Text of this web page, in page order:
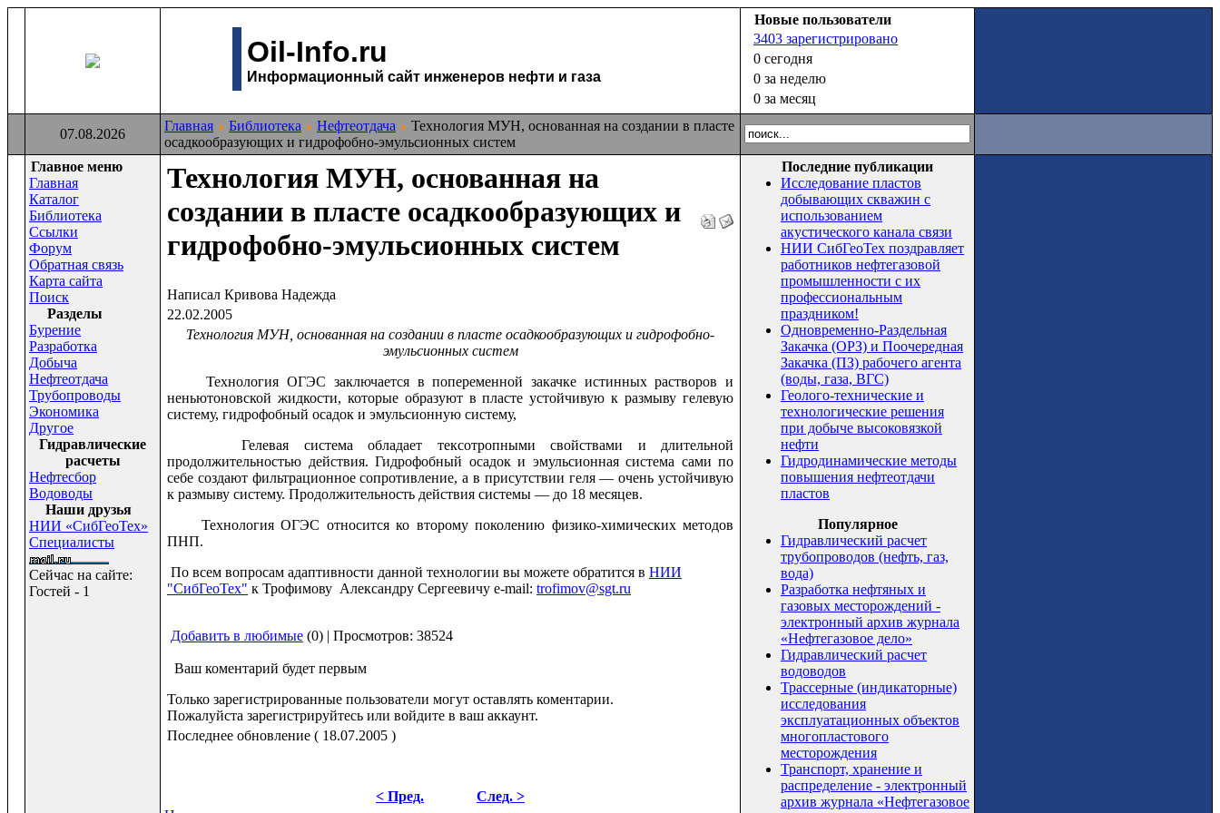
Oil-Info.ru
Информационный сайт инженеров нефти и газа
Новые пользователи
3403 зарегистрировано
0 сегодня
0 за неделю
0 за месяц
07.08.2026
Главная Библиотека Нефтеотдача
Технология МУН, основанная на создании в пласте
осадкообразующих и гидрофобно-эмульсионных систем
Главное меню
Главная
Каталог
Библиотека
Ссылки
Форум
Обратная связь
Карта сайта
Поиск
Раздeлы
Бурение
Разработка
Добыча
Нефтеотдача
Трубопроводы
Экономика
Другое
Гидравлические
расчеты
Нефтесбор
Водоводы
Наши друзья
НИИ «СибГеоТех»
Специалисты
Сейчас на сайте:
Гостей - 1
Технология МУН, основанная на
создании в пласте осадкообразующих и
гидрофобно-эмульсионных систем
Написал Кривова Надежда
22.02.2005
Технология МУН, основанная на создании в пласте осадкообразующих и гидрофобно-
эмульсионных систем
Технология ОГЭС заключается в попеременной закачке истинных растворов и
неньютоновской жидкости, которые образуют в пласте устойчивую к размыву гелевую
систему, гидрофобный осадок и эмульсионную систему,
Гелевая система обладает тексотропными свойствами и длительной
продолжительностью действия. Гидрофобный осадок и эмульсионная система сами по
себе создают фильтрационное сопротивление, а в присутствии геля — очень устойчивую
к размыву систему. Продолжительность действия системы — до 18 месяцев.
Технология ОГЭС относится ко второму поколению физико-химических методов
ПНП.
По всем вопросам адаптивности данной технологии вы можете обратится в НИИ
"СибГеоТех" к Трофимову Александру Сергеевичу e-mail: trofimov@sgt.ru
Добавить в любимые (0) | Просмотров: 38524
Ваш коментарий будет первым
Только зарегистрированные пользователи могут оставлять коментарии.
Пожалуйста зарегистрируйтесь или войдите в ваш аккаунт.
Последнее обновление ( 18.07.2005 )
< Пред.
След. >
Последние публикации
Исследование пластов
добывающих скважин с
использованием
акустического канала связи
НИИ СибГеоТех поздравляет
работников нефтегазовой
промышленности с их
профессиональным
праздником!
Одновременно-Раздельная
Закачка (ОРЗ) и Поочередная
Закачка (ПЗ) рабочего агента
(воды, газа, ВГС)
Геолого-технические и
технологические решения
при добыче высоковязкой
нефти
Гидродинамические методы
повышения нефтеотдачи
пластов
Популярное
Гидравлический расчет
трубопроводов (нефть, газ,
вода)
Разработка нефтяных и
газовых месторождений -
электронный архив журнала
«Нефтегазовое дело»
Гидравлический расчет
водоводов
Трассерные (индикаторные)
исследования
эксплуатационных объектов
многопластового
месторождения
Транспорт, хранение и
распределение - электронный
архив журнала «Нефтегазовое